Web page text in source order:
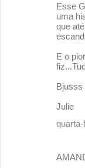
Esse
uma
que
E o
Bjusss
Julie